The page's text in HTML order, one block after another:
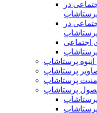
در
پرستاشاپ
در
پرستاشاپ
اجتماعی
پرستاشاپ
پرستاشاپ
پرستاشاپ
پرستاشاپ